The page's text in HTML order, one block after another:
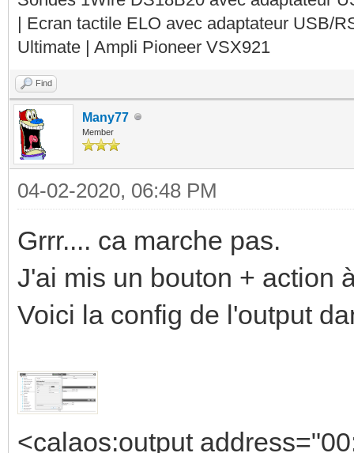
| Ecran tactile ELO avec adaptateur USB/
Ultimate | Ampli Pioneer VSX921
Find
Many77
Member
04-02-2020, 06:48 PM
Grrr.... ca marche pas.
J'ai mis un bouton + action
Voici la config de l'output
<calaos:output